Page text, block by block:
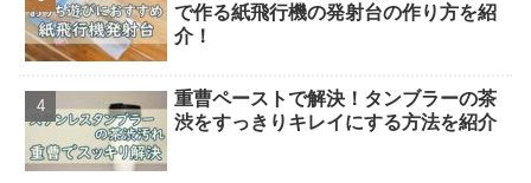
で作る紙飛行機の発射台の作り方を紹
介！
重曹ペーストで解決！タンブラーの茶
渋をすっきりキレイにする方法を紹介